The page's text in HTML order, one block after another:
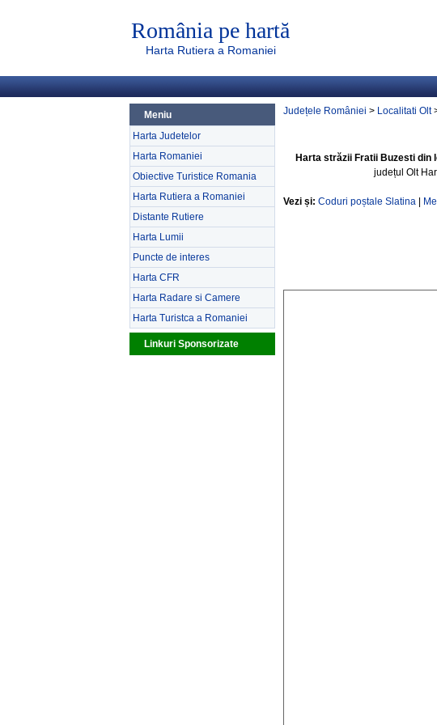
România pe hartă
Harta Rutiera a Romaniei
Meniu
Harta Judetelor
Harta Romaniei
Obiective Turistice Romania
Harta Rutiera a Romaniei
Distante Rutiere
Harta Lumii
Puncte de interes
Harta CFR
Harta Radare si Camere
Harta Turistca a Romaniei
Linkuri Sponsorizate
Județele României > Localitati Olt
Harta străzii Fratii Buzesti din
județul Olt
Vezi și: Coduri poștale Slatina